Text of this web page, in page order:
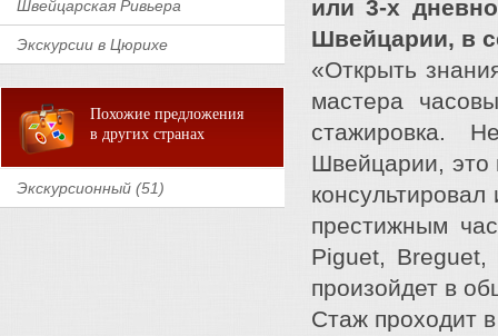
Швейцарская Ривьера
Экскурсии в Цюрихе
Похожие предложения
в других странах
Экскурсионный (51)
или 3-х
Швейцарии, в
«Открыть
мастера
стажировка.
Швейцарии, это
престижным
Piguet,
произойдет в
Стаж проходит